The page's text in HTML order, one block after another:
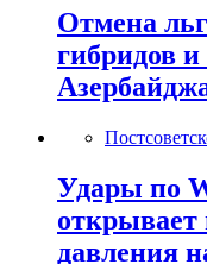
Отмена
гибридов
Удары по
открывает
давления